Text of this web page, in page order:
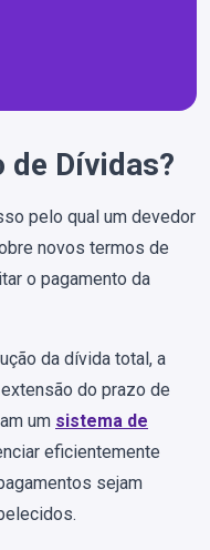
de Dívidas?
pelo qual um devedor
novos termos de
o pagamento da
da dívida total, a
do prazo de
um sistema de
eficientemente
sejam